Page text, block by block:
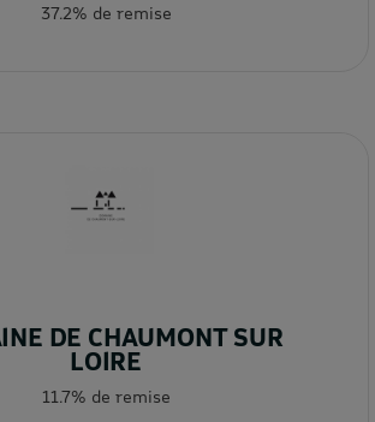
37.2% de remise
DE CHAUMONT SUR
LOIRE
11.7% de remise